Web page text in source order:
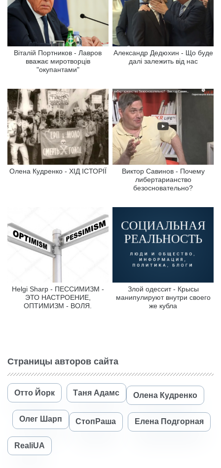
Віталій Портников - Лавров
вважає миротворців
"окупантами"
Александр Дедюхин - Що буде
далі залежить від нас
Олена Кудренко - ХІД ІСТОРІЇ
Виктор Савинов - Почему
либертарианство
безосновательно?
Helgi Sharp - ПЕССИМИЗМ -
ЭТО НАСТРОЕНИЕ,
ОПТИМИЗМ - ВОЛЯ.
Злой одессит - Крысы
манипулируют внутри своего
же кубла
Страницы авторов сайта
Отто Йорк Таня Адамс Олена Кудренко
Олег Шарп СтопРаша Елена Подгорная
RealiUA